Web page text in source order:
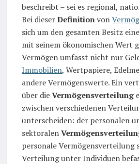
beschreibt – sei es regional,
Bei dieserDefinitionvon
sich um den gesamten Besitz
mit seinem ökonomischen Wert
Vermögen umfasst nicht nur
Immobilien, Wertpapiere,
andere Vermögenswerte. Ein
über dieVermögensverteilung
zwischen verschiedenen
unterscheiden: der personalen
sektoralen
personale Vermögensverteilung
Verteilung unter Individuen